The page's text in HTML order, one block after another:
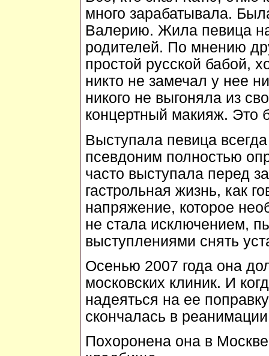
много зарабатывала.
Валерию. Жила певица
родителей. По мнению
простой русской бабой,
никто не замечал у нее
никого не выгоняла из
концертный макияж. Это
Выступала певица
псевдоним полностью
часто выступала перед
гастрольная жизнь, как
напряжение, которое
не стала исключением,
выступлениями снять
Осенью 2007 года она
московских клиник. И
надеяться на ее
скончалась в
Похоронена она в